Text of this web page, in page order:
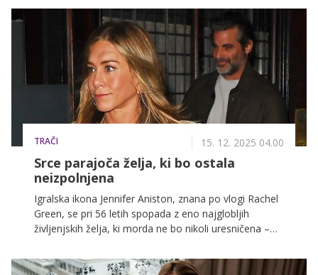
Aljaž bo v prihajajoči sezoni komentiral
najprestižnejše, najhitrejše in tehnološko najbolj
dovršeno dirkaško tekmovanje na svetu – formulo 1,
ki jo bodo gledalci lahko spremljali na Kanalu A in
VOYO.
TRAČI 15. 12. 2025 04.00
Srce parajoča želja, ki bo ostala
neizpolnjena
Igralska ikona Jennifer Aniston, znana po vlogi Rachel
Green, se pri 56 letih spopada z eno najglobljih
življenjskih želja, ki morda ne bo nikoli uresničena –
javnostjo.